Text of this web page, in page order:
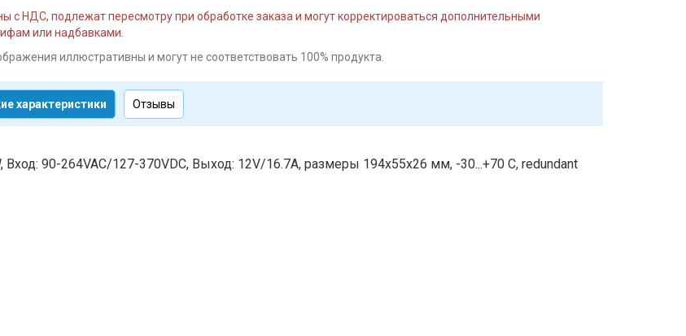
с НДС, подлежат пересмотру при обработке заказа и могут корректироваться дополнительными
или надбавками.
иллюстративны и могут не соответствовать 100% продукта.
характеристики Отзывы
Вход: 90-264VAC/127-370VDC, Выход: 12V/16.7A, размеры 194x55x26 мм, -30...+70 С, redundant